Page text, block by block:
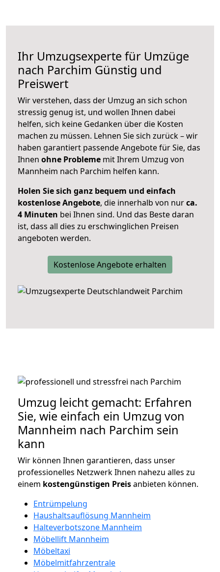
Ihr Umzugsexperte für Umzüge
nach Parchim Günstig und
Preiswert
Wir verstehen, dass der Umzug an sich schon
stressig genug ist, und wollen Ihnen dabei
helfen, sich keine Gedanken über die Kosten
machen zu müssen. Lehnen Sie sich zurück – wir
haben garantiert passende Angebote für Sie, das
Ihnen ohne Probleme mit Ihrem Umzug von
Mannheim nach Parchim helfen kann.
Holen Sie sich ganz bequem und einfach
kostenlose Angebote, die innerhalb von nurca.
4 Minuten bei Ihnen sind. Und das Beste daran
ist, dass all dies zu erschwinglichen Preisen
angeboten werden.
Kostenlose Angebote erhalten
Umzug leicht gemacht: Erfahren
Sie, wie einfach ein Umzug von
Mannheim nach Parchim sein
kann
Wir können Ihnen garantieren, dass unser
professionelles Netzwerk Ihnen nahezu alles zu
einem kostengünstigen Preisanbieten können.
Entrümpelung
Haushaltsauflösung Mannheim
Halteverbotszone Mannheim
Möbellift Mannheim
Möbeltaxi
Möbelmitfahrzentrale